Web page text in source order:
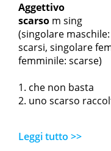
Aggettivo
scarso m sing
(singolare
scarsi, singolare
femminile: scarse)
che non basta
uno scarso
Leggi tutto >>